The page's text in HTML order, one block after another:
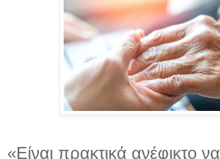
«Είναι πρακτικά ανέφικτο να